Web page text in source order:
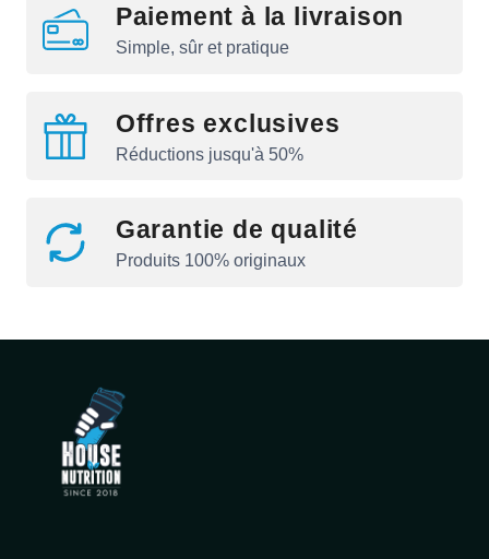
Paiement à la livraison
Simple, sûr et pratique
Offres exclusives
Réductions jusqu'à 50%
Garantie de qualité
Produits 100% originaux